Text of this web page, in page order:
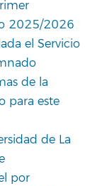
2025/2026
el Servicio
de la
para este
de La
por